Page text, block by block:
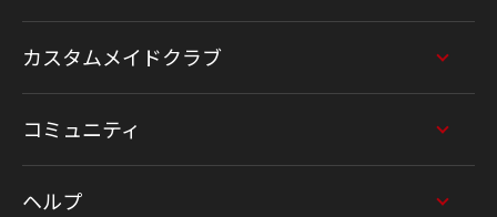
カスタムメイドクラブ
コミュニティ
ヘルプ